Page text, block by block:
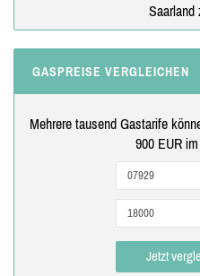
Saarland
GASPREISE VERGLEICHEN
Mehrere tausend Gastarife
900 EUR
Jetzt